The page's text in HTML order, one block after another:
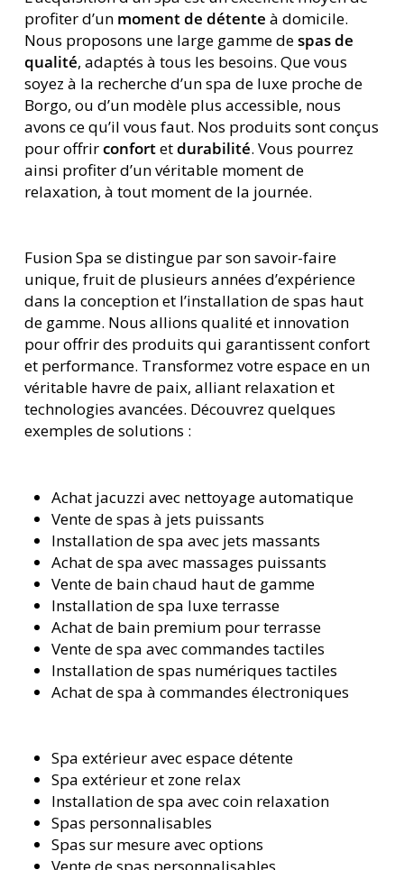
profiter d’un moment de détente à domicile.
Nous proposons une large gamme despas de
qualité, adaptés à tous les besoins. Que vous
soyez à la recherche d’un spa de luxe proche de
Borgo, ou d’un modèle plus accessible, nous
avons ce qu’il vous faut. Nos produits sont conçus
pour offrirconfortetdurabilité. Vous pourrez
ainsi profiter d’un véritable moment de
relaxation, à tout moment de la journée.
Fusion Spa se distingue par son savoir-faire
unique, fruit de plusieurs années d’expérience
dans la conception et l’installation de spas haut
de gamme. Nous allions qualité et innovation
pour offrir des produits qui garantissent confort
et performance. Transformez votre espace en un
véritable havre de paix, alliant relaxation et
technologies avancées. Découvrez quelques
exemples de solutions :
Achat jacuzzi avec nettoyage automatique
Vente de spas à jets puissants
Installation de spa avec jets massants
Achat de spa avec massages puissants
Vente de bain chaud haut de gamme
Installation de spa luxe terrasse
Achat de bain premium pour terrasse
Vente de spa avec commandes tactiles
Installation de spas numériques tactiles
Achat de spa à commandes électroniques
Spa extérieur avec espace détente
Spa extérieur et zone relax
Installation de spa avec coin relaxation
Spas personnalisables
Spas sur mesure avec options
Vente de spas personnalisables